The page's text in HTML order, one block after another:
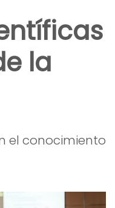
la
el conocimiento